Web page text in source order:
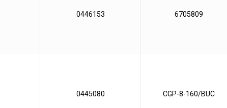
0446153 6705809
0445080 CGP-8-160/BUC